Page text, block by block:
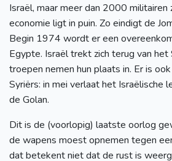
Israël, maar meer dan 2000 militairen
economie ligt in puin. Zo eindigt de
Begin 1974 wordt er een
Egypte. Israël trekt zich terug van het
troepen nemen hun plaats in. Er is
Syriërs: in mei verlaat het Israëlische
de Golan.
Dit is de (voorlopig) laatste oorlog
de wapens moest opnemen tegen
dat betekent niet dat de rust is